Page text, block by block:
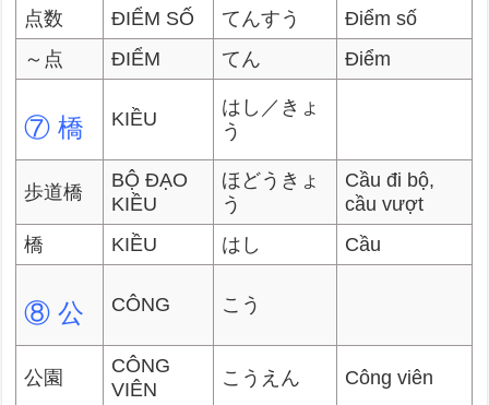
点数 ĐIỂM SỐ てんすう
Điểm số
～点
ĐIỂM てん Điểm
⑦ 橋 KIỀU
はし／きょ
う
歩道橋
BỘ ĐẠO
KIỀU
ほどうきょ
う
Cầu đi bộ,
cầu vượt
橋
KIỀU はし Cầu
⑧ 公 CÔNG こう
公園
CÔNG
VIÊN
こうえん Công viên